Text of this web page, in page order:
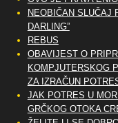
NEOBIČAN SLUČAJ
DARLING”
REBUS
OBAVIJEST O
KOMPJUTERSKOG
ZA IZRAČUN
JAK POTRES U
GRČKOG OTOKA